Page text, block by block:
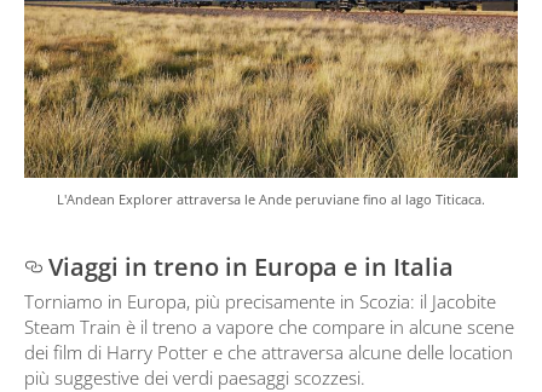
L'Andean Explorer attraversa le Ande peruviane fino al lago Titicaca.
Viaggi in treno in Europa e in Italia
Torniamo in Europa, più precisamente in Scozia: il Jacobite
Steam Train è il treno a vapore che compare in alcune scene
dei film di Harry Potter e che attraversa alcune delle location
più suggestive dei verdi paesaggi scozzesi.